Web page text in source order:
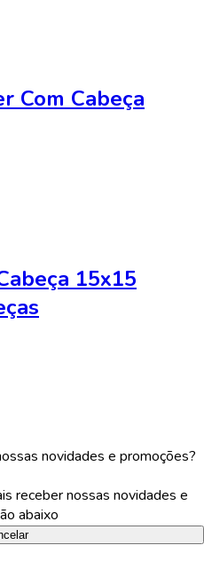
Com Cabeça
15x15
novidades e promoções?
receber nossas novidades e
abaixo